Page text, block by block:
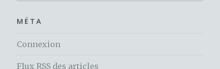
MÉTA
Connexion
Flux RSS des articles